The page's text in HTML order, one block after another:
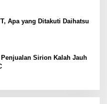
Apa yang Ditakuti Daihatsu
Sirion Kalah Jauh